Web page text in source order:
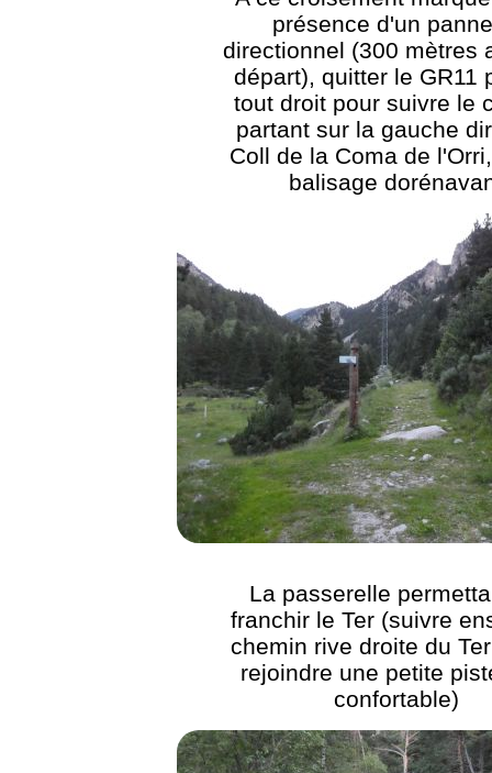
présence d'un
directionnel (300 mètres
départ), quitter le GR11
tout droit pour suivre le
partant sur la gauche
Coll de la Coma de
balisage
La passerelle
franchir le Ter (suivre
chemin rive droite du
rejoindre une petite
confortable)